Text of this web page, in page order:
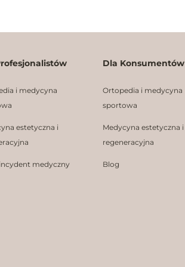
i medycyna
estetyczna i
medyczny
Dla Konsumentów
Ortopedia i medycyna
sportowa
Medycyna estetyczna i
regeneracyjna
Blog